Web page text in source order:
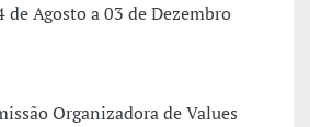
de Agosto a 03 de Dezembro
Organizadora de Values